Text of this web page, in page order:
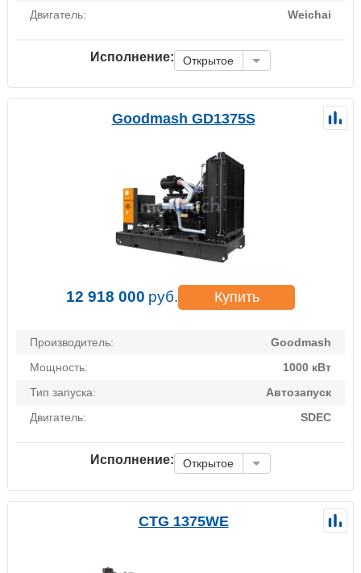
Двигатель: Weichai
Исполнение: Открытое
Goodmash GD1375S
12 918 000 руб. Купить
Производитель:
Goodmash
Мощность:
1000 кВт
Тип запуска:
Автозапуск
Двигатель:
SDEC
Исполнение: Открытое
CTG 1375WE